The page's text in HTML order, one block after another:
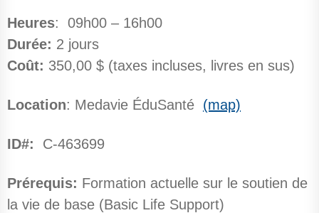
Heures: 09h00 – 16h00
Durée: 2 jours
Coût: 350,00 $ (taxes incluses, livres en sus)
Location: Medavie ÉduSanté (map)
ID#: C-463699
Prérequis: Formation actuelle sur le soutien de
la vie de base (Basic Life Support)